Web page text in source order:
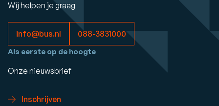
Wij helpen je graag
info@bus.nl 088-3831000
Als eerste op de hoogte
Onze nieuwsbrief
Inschrijven